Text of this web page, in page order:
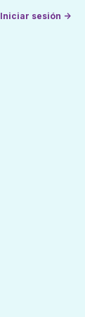
Iniciar sesión →